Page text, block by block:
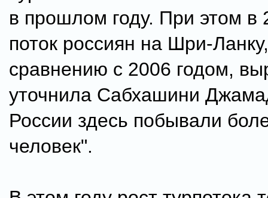
в прошлом году. При этом в
поток россиян на Шри-
сравнению с 2006 годом,
уточнила Сабхашини
России здесь побывали
человек".